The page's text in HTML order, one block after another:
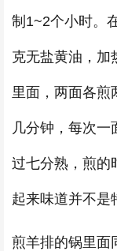
制1~2个小时。
克无盐黄油，加
里面，两面各煎
几分钟，每次一
过七分熟，煎的
起来味道并不是
煎羊排的锅里面